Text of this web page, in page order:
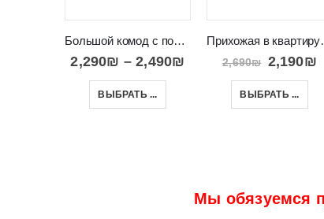
Большой комод с полками и ящиками SKY SK155
2,290₪ –2,490₪
ВЫБРАТЬ ...
Прихожая
2,690₪ 2,190₪
ВЫБРАТЬ ...
Мы обязуемся